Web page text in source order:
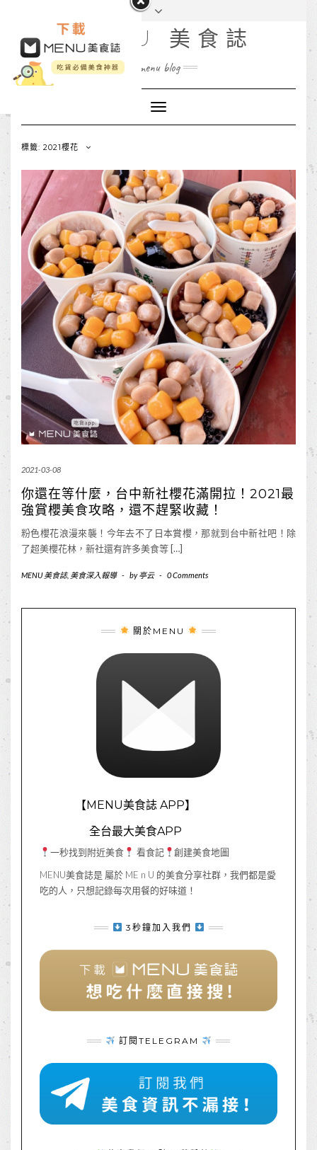
MENU 美食誌
menu blog
Toggle
Navigation
標籤: 2021櫻花
2021-03-08
你還在等什麼，台中新社櫻花滿開拉！2021最
強賞櫻美食攻略，還不趕緊收藏！
粉色櫻花浪漫來襲！今年去不了日本賞櫻，那就到台中新社吧！除
了超美櫻花林，新社還有許多美食等 […]
MENU 美食誌, 美食深入報導 - by亭云 - 0 Comments
關於MENU
【MENU美食誌 APP】
全台最大美食APP
一秒找到附近美食 看食記
創建美食地圖
MENU美食誌是 屬於 ME n U 的美食分享社群，我們都是愛
吃的人，只想記錄每次用餐的好味道！
3秒鐘加入我們
訂閱TELEGRAM